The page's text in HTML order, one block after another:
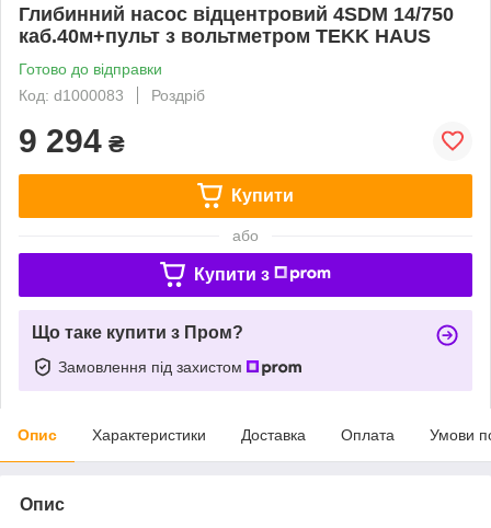
Глибинний насос відцентровий 4SDM 14/750
каб.40м+пульт з вольтметром TEKK HAUS
Готово до відправки
Код: d1000083
Роздріб
9 294 ₴
Купити
або
Купити з
Що таке купити з Пром?
Замовлення під захистом
Опис Характеристики Доставка Оплата Умови
Опис